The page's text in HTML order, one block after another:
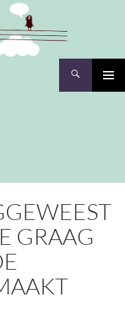
GRAAG